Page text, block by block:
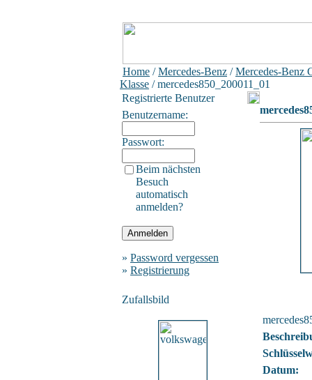
Home /Mercedes-Benz /Mercedes-Benz
Klasse / mercedes850_200011_01
Registrierte Benutzer
Benutzername:
Passwort:
Beim nächsten
Besuch
automatisch
anmelden?
» Password vergessen
» Registrierung
Zufallsbild
Datum: